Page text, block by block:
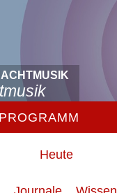
PROGRAMM
Heute